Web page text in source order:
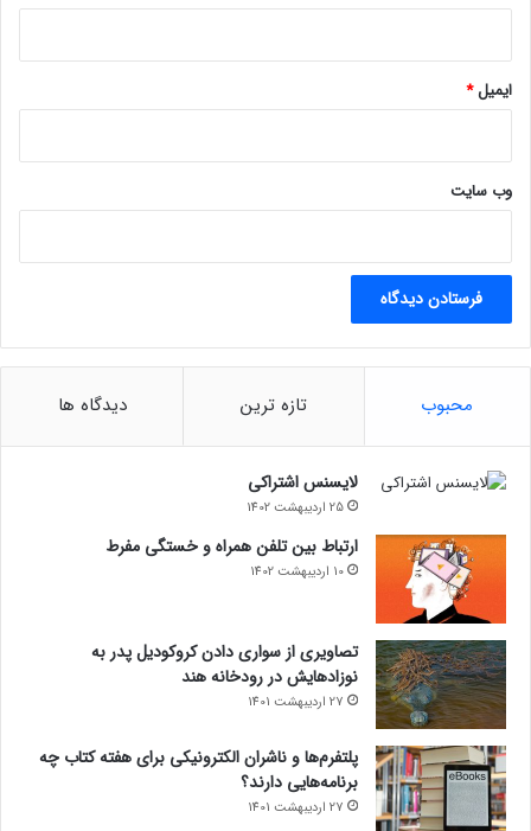
ایمیل*
وب‌ سایت
محبوب تازه ترین دیدگاه ها
لایسنس اشتراکی
25 اردیبهشت 1402
ارتباط بین تلفن همراه و خستگی مفرط
10 اردیبهشت 1402
تصاویری از سواری دادن کروکودیل پدر به
نوزادهایش در رودخانه هند
27 اردیبهشت 1401
پلتفرم‌ها و ناشران الکترونیکی برای هفته کتاب چه
برنامه‌هایی دارند؟
27 اردیبهشت 1401